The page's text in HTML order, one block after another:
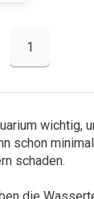
1
wichtig,
schon
schaden.